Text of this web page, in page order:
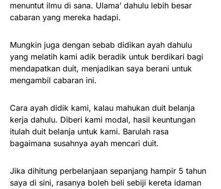
menuntut ilmu di sana. Ulama’ dahulu lebih besar
cabaran yang mereka hadapi.
Mungkin juga dengan sebab didikan ayah dahulu
yang melatih kami adik beradik untuk berdikari bagi
mendapatkan duit, menjadikan saya berani untuk
mengambil cabaran ini.
Cara ayah didik kami, kalau mahukan duit belanja
kerja dahulu. Diberi kami modal, hasil keuntungan
itulah duit belanja untuk kami. Barulah rasa
bagaimana susahnya ayah mencari duit.
Jika dihitung perbelanjaan sepanjang hampir 5 tahun
saya di sini, rasanya boleh beli sebiji kereta idaman